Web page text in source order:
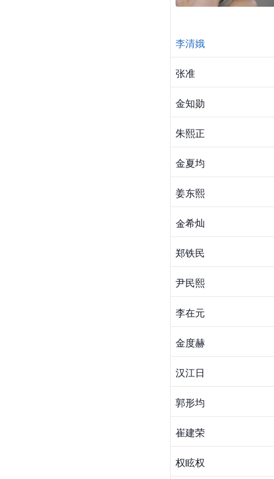
李清娥
张准
金知勋
朱熙正
金夏均
姜东熙
金希灿
郑铁民
尹民熙
李在元
金度赫
汉江日
郭形均
崔建荣
权眩权